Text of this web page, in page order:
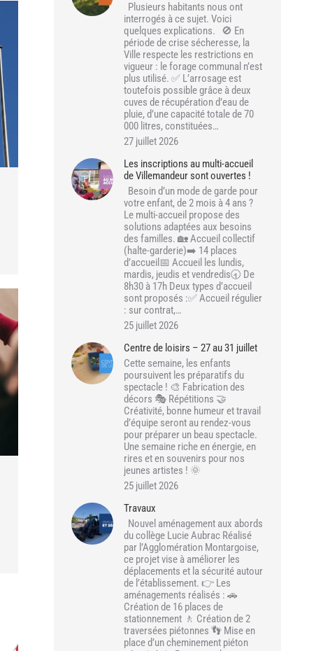
Plusieurs habitants nous ont
interrogés à ce sujet. Voici
quelques explications. 🚫 En
période de crise sécheresse, la
Ville respecte les restrictions en
vigueur : le forage communal n’est
plus utilisé. ✅ L’arrosage est
toutefois possible grâce à deux
cuves de récupération d’eau de
pluie, d’une capacité totale de 70
000 litres, constituées…
27 juillet 2026
Les inscriptions au multi-accueil
de Villemandeur sont ouvertes !
Besoin d’un mode de garde pour
votre enfant, de 2 mois à 4 ans ?
Le multi-accueil propose des
solutions adaptées aux besoins
des familles. 🏡 Accueil collectif
(halte-garderie)➡️ 14 places
d’accueil📅 Accueil les lundis,
mardis, jeudis et vendredis🕣 De
8h30 à 17h Deux types d’accueil
sont proposés :✅ Accueil régulier
: sur contrat,…
25 juillet 2026
Centre de loisirs – 27 au 31 juillet
Cette semaine, les enfants
poursuivent les préparatifs du
spectacle ! 🎨 Fabrication des
décors 🎭 Répétitions 🤝
Créativité, bonne humeur et travail
d’équipe seront au rendez-vous
pour préparer un beau spectacle.
Une semaine riche en énergie, en
rires et en souvenirs pour nos
jeunes artistes ! 🌞
25 juillet 2026
Travaux
Nouvel aménagement aux abords
du collège Lucie Aubrac Réalisé
par l’Agglomération Montargoise,
ce projet vise à améliorer les
déplacements et la sécurité autour
de l’établissement. 👉 Les
aménagements réalisés : 🚗
Création de 16 places de
stationnement 🚶 Création de 2
traversées piétonnes 👣 Mise en
place d’un cheminement piéton